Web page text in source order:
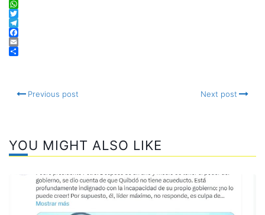
WhatsApp
Twitter
Telegram
Facebook
Email
Previous post Next post
YOU MIGHT ALSO LIKE